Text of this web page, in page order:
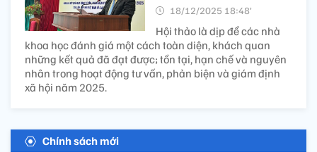
18/12/2025 18:48’
Hội thảo là dịp để các nhà
khoa học đánh giá một cách toàn diện, khách quan
những kết quả đã đạt được; tồn tại, hạn chế và nguyên
nhân trong hoạt động tư vấn, phản biện và giám định
xã hội năm 2025.
Chính sách mới